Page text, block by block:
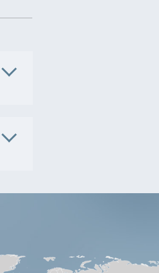
No.